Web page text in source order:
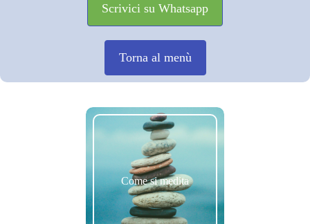
Scrivici su Whatsapp
Torna al menù
Come si medita